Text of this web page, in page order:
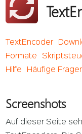
TextEncoder
Formate
Hilfe
Häufige
Screenshots
Auf dieser Seite